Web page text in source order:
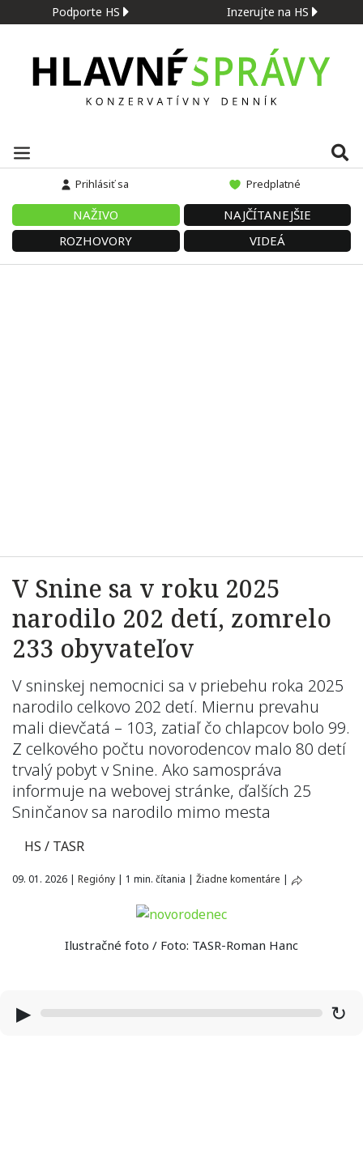
Podporte HS Inzerujte na HS
Prihlásiť sa Predplatné
NAŽIVO
NAJČÍTANEJŠIE
ROZHOVORY
VIDEÁ
V Snine sa v roku 2025
narodilo 202 detí, zomrelo
233 obyvateľov
V sninskej nemocnici sa v priebehu roka 2025
narodilo celkovo 202 detí. Miernu prevahu
mali dievčatá – 103, zatiaľ čo chlapcov bolo 99.
Z celkového počtu novorodencov malo 80 detí
trvalý pobyt v Snine. Ako samospráva
informuje na webovej stránke, ďalších 25
Sninčanov sa narodilo mimo mesta
HS / TASR
09. 01. 2026 | Regióny | 1 min. čítania | Žiadne komentáre |
Ilustračné foto / Foto: TASR-Roman Hanc
▶ ↻